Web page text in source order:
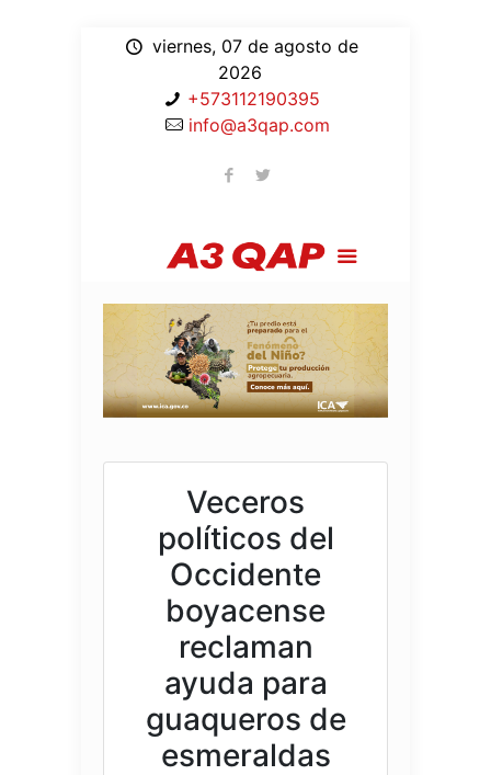
viernes, 07 de agosto de
2026
+573112190395
info@a3qap.com
Veceros
políticos del
Occidente
boyacense
reclaman
ayuda para
guaqueros de
esmeraldas